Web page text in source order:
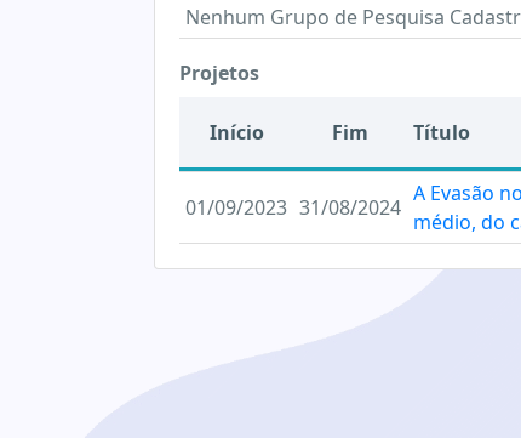
Nenhum Grupo de Pesquisa
Projetos
Início Fim Título
01/09/2023 31/08/2024
A Evasão
médio, do